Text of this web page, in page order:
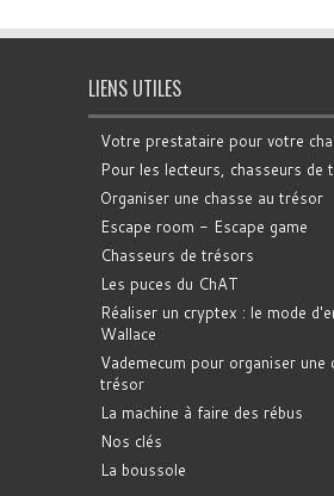
LIENS UTILES
Votre prestataire pour votre
Pour les lecteurs, chasseurs de
Organiser une chasse au trésor
Escape room - Escape game
Chasseurs de trésors
Les puces du ChAT
Réaliser un cryptex : le mode
Wallace
Vademecum pour organiser une
trésor
La machine à faire des rébus
Nos clés
La boussole